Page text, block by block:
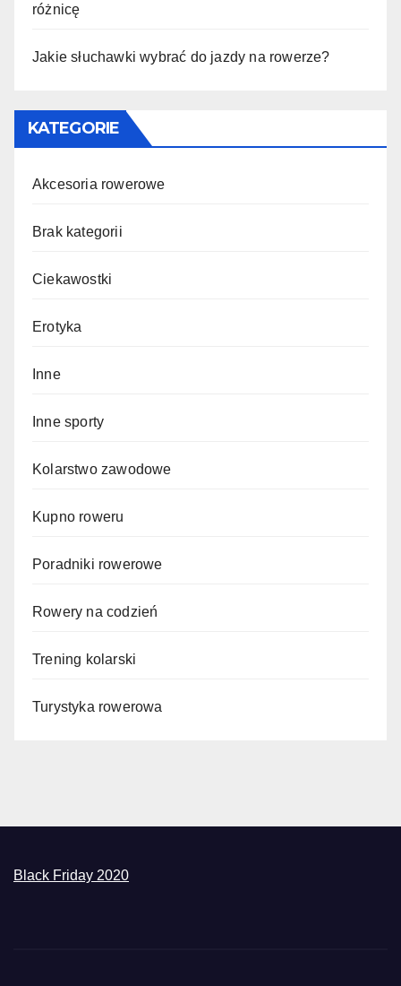
różnicę
Jakie słuchawki wybrać do jazdy na rowerze?
KATEGORIE
Akcesoria rowerowe
Brak kategorii
Ciekawostki
Erotyka
Inne
Inne sporty
Kolarstwo zawodowe
Kupno roweru
Poradniki rowerowe
Rowery na codzień
Trening kolarski
Turystyka rowerowa
Black Friday 2020